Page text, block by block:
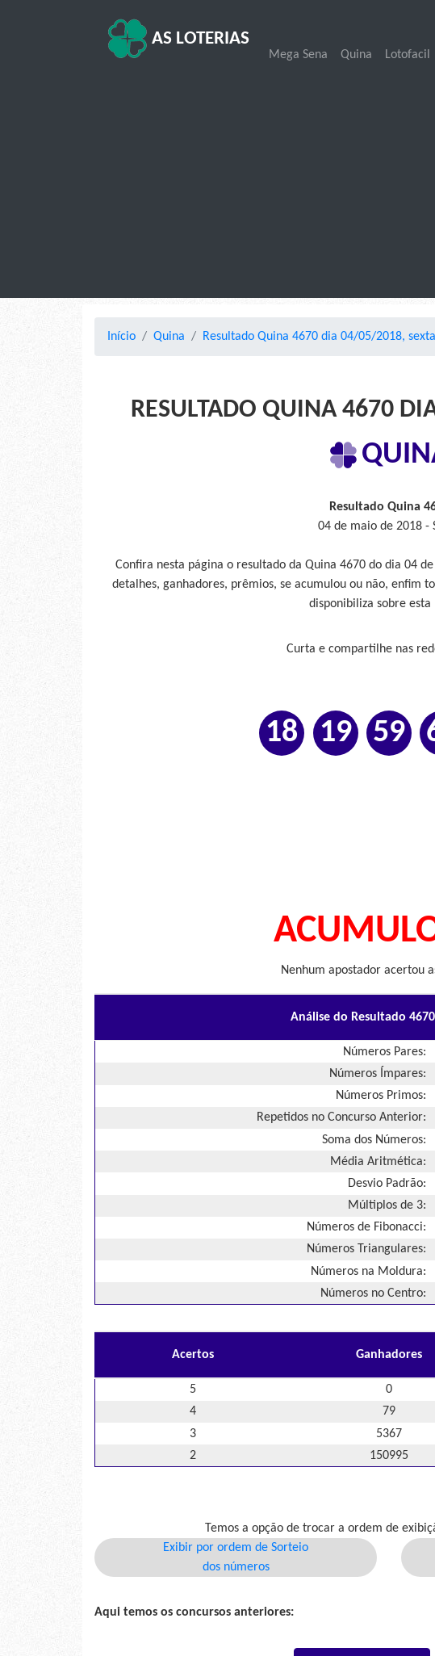
AS LOTERIAS
Mega Sena Quina Lotofacil
Início Quina Resultado Quina 4670 dia 04/05/2018, sexta
RESULTADO QUINA 4670
Resultado Quina
04 de maio de 2018 -
Confira nesta página o resultado da Quina 4670 do dia 04
detalhes, ganhadores, prêmios, se acumulou ou não, enfim
disponibiliza sobre
Curta e compartilhe nas
18 19 59
Nenhum apostador acertou
Análise do Resultado
Números Pares:
Números Ímpares:
Números Primos:
Repetidos no Concurso Anterior:
Soma dos Números:
Média Aritmética:
Desvio Padrão:
Múltiplos de 3:
Números de Fibonacci:
Números Triangulares:
Números na Moldura:
Números no Centro:
Acertos Ganhadores
5 0
4
79
3
5367
2
150995
Temos a opção de trocar a ordem de
Exibir por ordem de Sorteio
dos números
Aqui temos os concursos anteriores: